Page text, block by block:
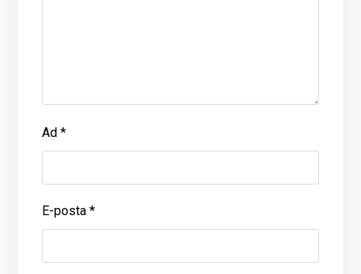
Ad*
E-posta*